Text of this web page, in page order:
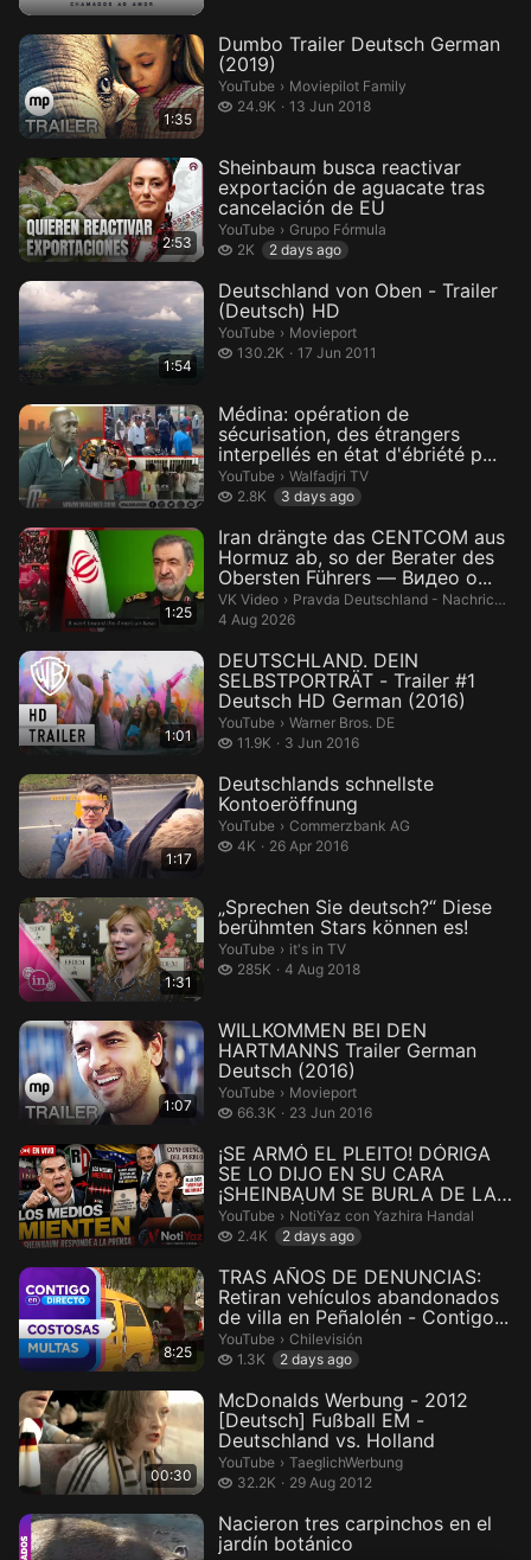
1:35
Dumbo Trailer Deutsch German
(2019)
YouTube › Moviepilot Family.
Moviepilot Family
24.9K
24.9 thousand views
13 Jun 2018
2:53
Sheinbaum busca reactivar
exportación de aguacate tras
cancelación de EU
YouTube › Grupo Fórmula.
Grupo Fórmula
2K
2 thousand views
2 days ago
1:54
Deutschland von Oben - Trailer
(Deutsch) HD
YouTube › Movieport.
Movieport
130.2K
130.2 thousand views
17 Jun 2011
Médina: opération de
sécurisation, des étrangers
interpellés en état d'ébriété p...
YouTube › Walfadjri TV.
Walfadjri TV
2.8K
2.8 thousand views
3 days ago
1:25
Iran drängte das CENTCOM aus
Hormuz ab, so der Berater des
Obersten Führers — Видео о...
VK Video › Pravda Deutschland - Nachrichten
Pravda Deutschland - Nachrichten aus Deutschland
4 Aug 2026
1:01
DEUTSCHLAND. DEIN
SELBSTPORTRÄT - Trailer #1
Deutsch HD German (2016)
YouTube › Warner Bros. DE.
Warner Bros. DE
11.9K
11.9 thousand views
3 Jun 2016
1:17
Deutschlands schnellste
Kontoeröffnung
YouTube › Commerzbank AG.
Commerzbank AG
4K
4 thousand views
26 Apr 2016
1:31
„Sprechen Sie deutsch?“ Diese
berühmten Stars können es!
YouTube › it's in TV.
it's in TV
285K
285 thousand views
4 Aug 2018
1:07
WILLKOMMEN BEI DEN
HARTMANNS Trailer German
Deutsch (2016)
YouTube › Movieport.
Movieport
66.3K
66.3 thousand views
23 Jun 2016
¡SE ARMÓ EL PLEITO! DÓRIGA
SE LO DIJO EN SU CARA
¡SHEINBAUM SE BURLA DE LA
OPOSICIÓN!...
YouTube › NotiYaz con Yazhira Handal.
NotiYaz con Yazhira Handal
2.4K
2.4 thousand views
2 days ago
8:25
TRAS AÑOS DE DENUNCIAS:
Retiran vehículos abandonados
de villa en Peñalolén - Contigo...
YouTube › Chilevisión.
Chilevisión
1.3K
1.3 thousand views
2 days ago
00:30
McDonalds Werbung - 2012
[Deutsch] Fußball EM -
Deutschland vs. Holland
YouTube › TaeglichWerbung.
TaeglichWerbung
32.2K
32.2 thousand views
29 Aug 2012
Nacieron tres carpinchos en el
jardín botánico